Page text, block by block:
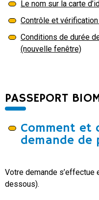
Le nom sur la carte
Contrôle et
Conditions de durée
(nouvelle fenêtre)
PASSEPORT
Comment et
demande de
Votre demande
dessous).